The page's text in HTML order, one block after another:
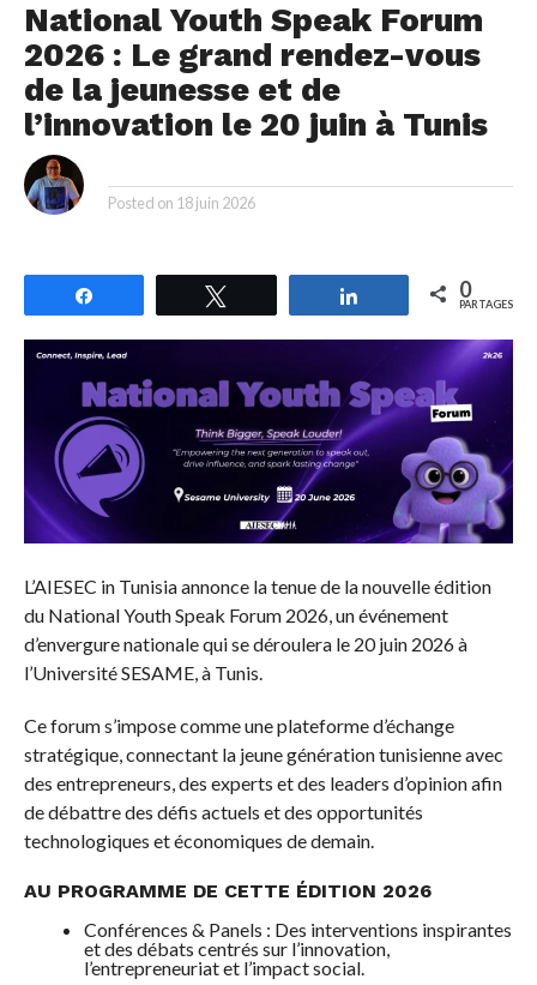
National Youth Speak Forum
2026 : Le grand rendez-vous
de la jeunesse et de
l’innovation le 20 juin à Tunis
Posted on 18 juin 2026
Partagez 0
PARTAGES
L’AIESEC in Tunisia annonce la tenue de la nouvelle édition
du National Youth Speak Forum 2026, un événement
d’envergure nationale qui se déroulera le 20 juin 2026 à
l’Université SESAME, à Tunis.
Ce forum s’impose comme une plateforme d’échange
stratégique, connectant la jeune génération tunisienne avec
des entrepreneurs, des experts et des leaders d’opinion afin
de débattre des défis actuels et des opportunités
technologiques et économiques de demain.
AU PROGRAMME DE CETTE ÉDITION 2026
Conférences & Panels : Des interventions inspirantes
et des débats centrés sur l’innovation,
l’entrepreneuriat et l’impact social.